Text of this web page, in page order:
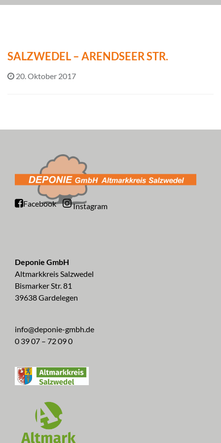
SALZWEDEL – ARENDSEER STR.
20. Oktober 2017
Facebook Instagram
Deponie GmbH
Altmarkkreis Salzwedel
Bismarker Str. 81
39638 Gardelegen
info@deponie-gmbh.de
0 39 07 – 72 09 0